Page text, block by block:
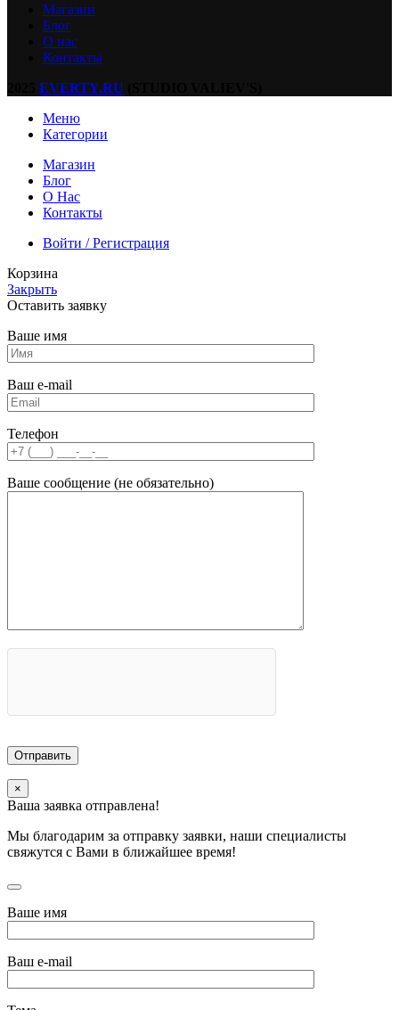
Магазин
Блог
О нас
Контакты
EVERTY.RU
Меню
Категории
Магазин
Блог
О Нас
Контакты
Войти / Регистрация
Корзина
Закрыть
Оставить заявку
Ваше имя
Ваш e-mail
Телефон
Ваше сообщение (не обязательно)
×
Ваша заявка отправлена!
Мы благодарим за отправку заявки, наши специалисты
свяжутся с Вами в ближайшее время!
Ваше имя
Ваш e-mail